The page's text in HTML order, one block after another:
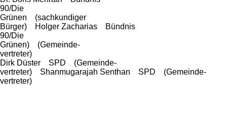
90/Die
Grünen (sachkundiger
Bürger) Holger Zacharias Bündnis
90/Die
Grünen) (Gemeinde-
vertreter)
Dirk Düster SPD (Gemeinde-
vertreter) Shanmugarajah Senthan SPD (Gemeinde-
vertreter)